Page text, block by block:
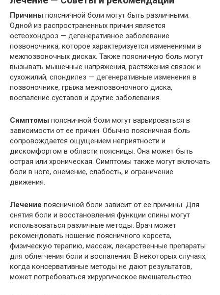
Причины поясничной боли могут быть различными.
Одной из распространенных причин является
остеохондроз — дегенеративное заболевание
позвоночника, которое характеризуется изменениями в
межпозвоночных дисках. Также поясничную боль могут
вызывать мышечные напряжения, растяжения связок и
сухожилий, спондилез — дегенеративные изменения в
позвоночнике, грыжа межпозвоночного диска,
воспаление суставов и другие заболевания.
Симптомы поясничной боли могут варьироваться в
зависимости от ее причин. Обычно поясничная боль
сопровождается ощущением неприятности и
дискомфортом в области поясницы. Она может быть
острая или хроническая. Симптомы также могут включать
боли в ноге, онемение, слабость, и ограничение
движения.
Лечение поясничной боли зависит от ее причины. Для
снятия боли и восстановления функции спины могут
использоваться различные методы. Врач может
рекомендовать ношение поясничного корсета,
физическую терапию, массаж, лекарственные препараты
для облегчения боли и воспаления. В некоторых случаях,
когда консервативные методы не дают результатов,
может потребоваться хирургическое вмешательство.